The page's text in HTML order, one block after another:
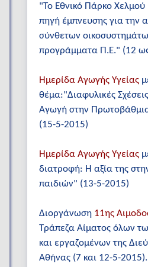
"Το Εθνικό Πάρκο
πηγή έμπνευσης για την
σύνθετων
προγράμματα Π.Ε." (12
Ημερίδα Αγωγής Υγείας
θέμα:"Διαφυλικές
Αγωγή στην
(15-5-2015)
Ημερίδα Αγωγής Υγείας
διατροφή: Η αξία της
παιδιών" (13-5-2015)
Διοργάνωση 11ης
Τράπεζα Αίματος όλων
και εργαζομένων της
Αθήνας (7 και 12-5-2015).